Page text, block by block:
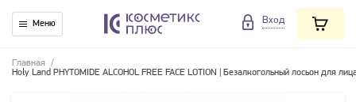
Меню Вход
Главная
/
Holy Land PHYTOMIDE ALCOHOL FREE FACE LOTION | Безалкогольный лосьон для